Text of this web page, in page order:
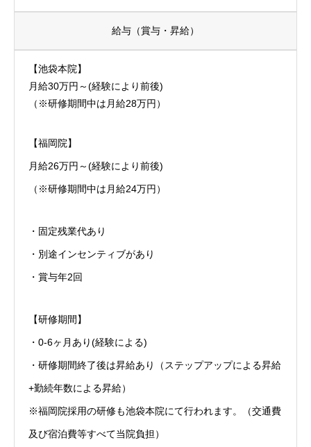
HOME
CLINIC
WORKS
RECRUITMENT
NEWS
給与 （賞与・昇給）
【池袋本院】
月給30万円～(経験により前後)
（※研修期間中は月給28万円）
【福岡院】
月給26万円～(経験により前後)
（※研修期間中は月給24万円）
・固定残業代あり
・別途インセンティブがあり
・賞与年2回
【研修期間】
・0-6ヶ月あり(経験による)
・研修期間終了後は昇給あり（ステップアップによる昇給
+勤続年数による昇給）
※福岡院採用の研修も池袋本院にて行われます。（交通費
及び宿泊費等すべて当院負担）